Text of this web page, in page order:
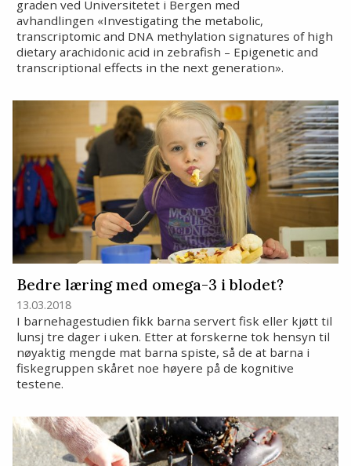
graden ved Universitetet i Bergen med
avhandlingen «Investigating the metabolic,
transcriptomic and DNA methylation signatures of high
dietary arachidonic acid in zebrafish – Epigenetic and
transcriptional effects in the next generation».
Bedre læring med omega-3 i blodet?
13.03.2018
I barnehagestudien fikk barna servert fisk eller kjøtt til
lunsj tre dager i uken. Etter at forskerne tok hensyn til
nøyaktig mengde mat barna spiste, så de at barna i
fiskegruppen skåret noe høyere på de kognitive
testene.